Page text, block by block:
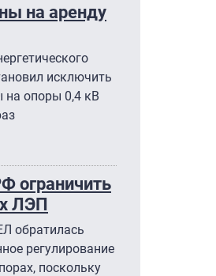
на аренду
исключить
на опоры 0,4 кВ
ограничить
ЛЭП
обратилась
регулирование
поскольку